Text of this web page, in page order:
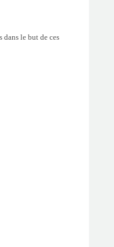
dans le but de ces